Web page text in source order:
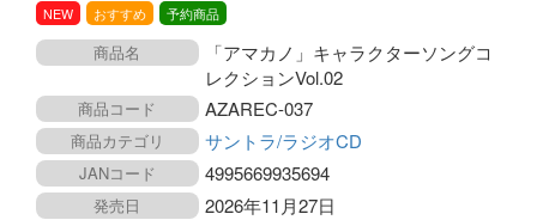
NEW おすすめ 予約商品
商品名
「アマカノ」キャラクターソングコ
レクションVol.02
商品コード AZAREC-037
商品カテゴリ サントラ/ラジオCD
JANコード 4995669935694
発売日 2026年11月27日